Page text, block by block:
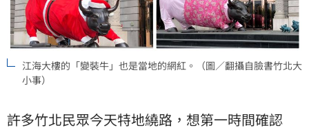
江海大樓的「變裝牛」也是當地的網紅。（圖／翻攝自臉書竹北大
小事）
許多竹北民眾今天特地繞路，想第一時間確認